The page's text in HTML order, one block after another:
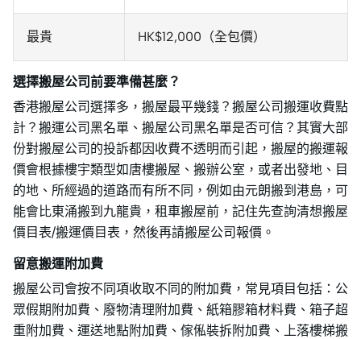
最貴 HK$12,000（全包價）
選擇搬屋公司前要準備甚麼？
香港搬屋公司選擇多，搬屋最平幾錢？搬屋公司搬運收費點
計？搬運公司黑名單、搬屋公司黑名單是否可信？其實大部
份對搬屋公司的投訴都因收費不透明而引起，搬屋的搬運報
價會根據樓宇類型如唐樓搬屋、搬辦公室，或者出發地、目
的地、所經過的道路而有所不同，例如由元朗搬到港島，可
能會比東涌搬到九龍貴，租車搬屋前，記住先查詢清想搬屋
價目表/搬運價目表，然後再請搬屋公司報價。
留意搬運附加費
搬屋公司會按不同項收取不同的附加費，常見項目包括：公
眾假期附加費、廢物清理附加費、紙箱膠箱材料費、箱子超
重附加費、運送地點附加費、傢俬裝拆附加費、上落樓梯搬